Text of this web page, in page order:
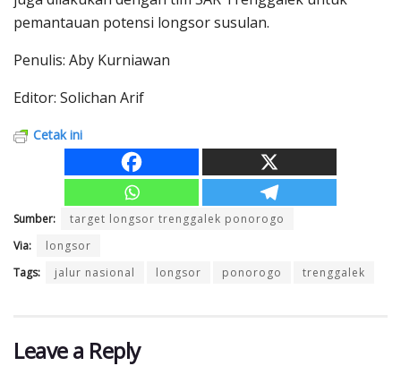
pemantauan potensi longsor susulan.
Penulis: Aby Kurniawan
Editor: Solichan Arif
Cetak ini
Sumber:
target longsor trenggalek ponorogo
Via:
longsor
Tags:
jalur nasional longsor ponorogo trenggalek
Leave a Reply